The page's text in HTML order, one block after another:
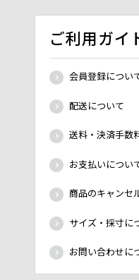
ご利用ガイ
会員登録につい
配送について
送料・決済手数
お支払いについ
商品のキャンセ
サイズ・採寸に
お問い合わせに